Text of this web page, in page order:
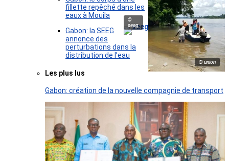
© union
fillette repêché dans les
eaux à Mouila
©
seeg
Gabon: la SEEG
annonce des
perturbations dans la
distribution de l’eau
Les plus lus
Gabon: création de la nouvelle compagnie de transport